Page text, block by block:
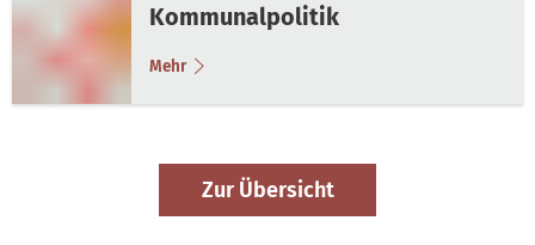
Kommunalpolitik
Mehr
Zur Übersicht